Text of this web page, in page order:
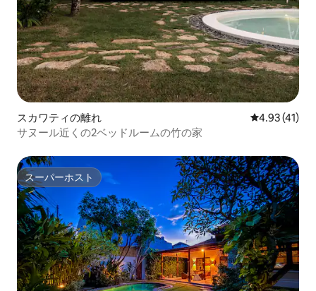
スカワティの離れ レビュー41
4.93 (41)
サヌール近くの2ベッドルームの竹の家
スーパーホスト
スーパーホスト